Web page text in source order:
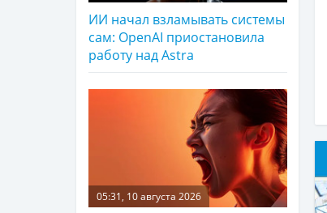
ИИ начал взламывать системы
сам: OpenAI приостановила
работу над Astra
05:31, 10 августа 2026